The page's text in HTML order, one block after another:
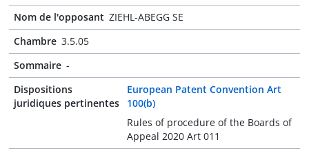
Nom de l'opposant ZIEHL-ABEGG SE
Chambre 3.5.05
Sommaire -
Dispositions
juridiques pertinentes
European Patent Convention Art
100(b)
Rules of procedure of the Boards of
Appeal 2020 Art 011